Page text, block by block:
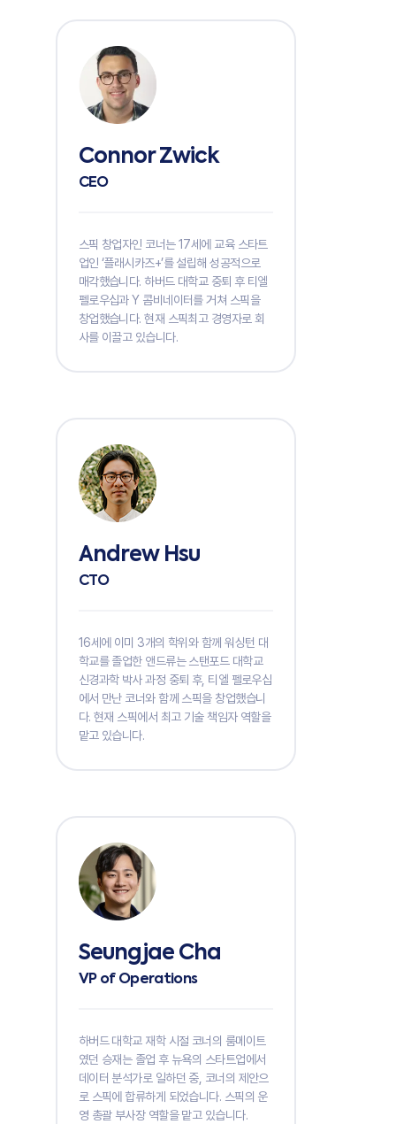
Connor Zwick
CEO
스픽 창업자인 코너는 17세에 교육 스타트
업인 ‘플래시카즈+’를 설립해 성공적으로
매각했습니다. 하버드 대학교 중퇴 후 티엘
펠로우십과 Y 콤비네이터를 거쳐 스픽을
창업했습니다. 현재 스픽최고 경영자로 회
사를 이끌고 있습니다.
Andrew Hsu
CTO
16세에 이미 3개의 학위와 함께 워싱턴 대
학교를 졸업한 앤드류는 스탠포드 대학교
신경과학 박사 과정 중퇴 후, 티엘 펠로우십
에서 만난 코너와 함께 스픽을 창업했습니
다. 현재 스픽에서 최고 기술 책임자 역할을
맡고 있습니다.
Seungjae Cha
VP of Operations
하버드 대학교 재학 시절 코너의 룸메이트
였던 승재는 졸업 후 뉴욕의 스타트업에서
데이터 분석가로 일하던 중, 코너의 제안으
로 스픽에 합류하게 되었습니다. 스픽의 운
영 총괄 부사장 역할을 맡고 있습니다.